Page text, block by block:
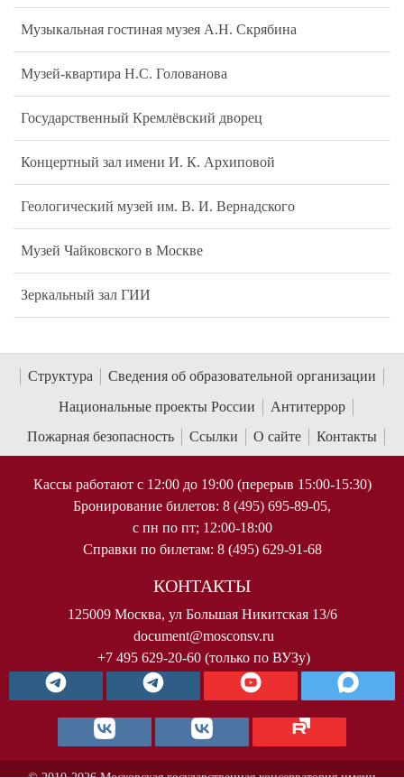
Музыкальная гостиная музея А.Н. Скрябина
Музей-квартира Н.С. Голованова
Государственный Кремлёвский дворец
Концертный зал имени И. К. Архиповой
Геологический музей им. В. И. Вернадского
Музей Чайковского в Москве
Зеркальный зал ГИИ
Структура
Сведения об образовательной организации
Национальные проекты России
Антитеррор
Пожарная безопасность
Ссылки О сайте Контакты
Кассы работают с 12:00 до 19:00 (перерыв 15:00-15:30)
Бронирование билетов: 8 (495) 695-89-05,
с пн по пт; 12:00-18:00
Справки по билетам: 8 (495) 629-91-68
КОНТАКТЫ
125009 Москва, ул Большая Никитская 13/6
document@mosconsv.ru
+7 495 629-20-60 (только по ВУЗу)